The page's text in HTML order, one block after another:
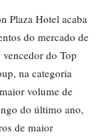
Plaza Hotel acaba
do mercado de
do Top
na categoria
volume de
do último ano,
de maior